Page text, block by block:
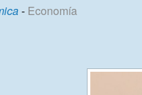
- Economía